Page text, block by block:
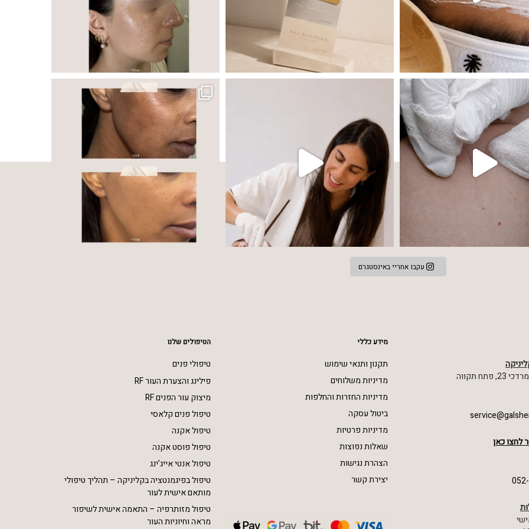
שהעור פשוט צריך לעצור רגע, לנשום ולהתאזן תהליך אחד שיכול לעשות הבדל גדול במראה ובאיכות העור
עקבו אחריי באינסטגרם
תקווה
לחצו כאן
מידע כללי
תקנון ותנאי שימוש
מדיניות משלוחים
מדיניות החזרות והחלפות
ביטול עסקה
מדיניות פרטיות
שאלות נפוצות
הצהרת נגישות
יצירת קשר
הטיפולים שלנו
טיפולי פנים
פילינג והצערת העור RF
מיצוק עור הפנים RF
טיפול פנים קלאסי
טיפול אקנה
טיפול פוסט אקנה
טיפול אנטי אייג’ינג
טיפול בפיגמנטציה בקליניקה – תהליך טיפולי
מותאם אישית לעור
טיפול מזותרפיה – התאמה אישית לשיפור
מראה וחיוניות העור